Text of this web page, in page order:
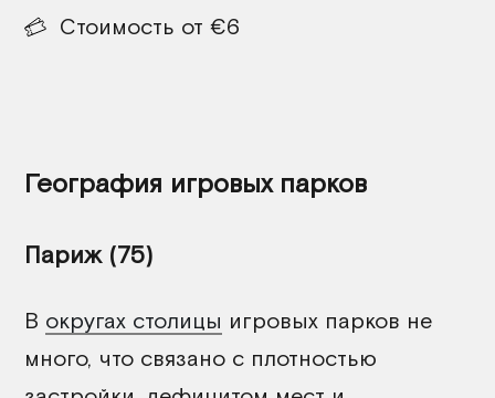
Стоимость от €6
География игровых парков
Париж (75)
В округах столицы игровых парков не
много, что связано с плотностью